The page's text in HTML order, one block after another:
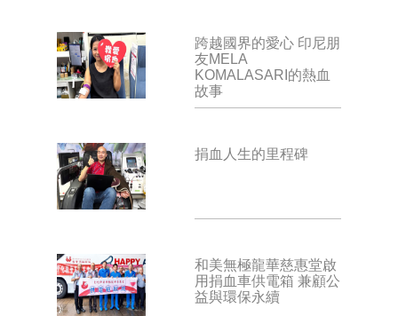
跨越國界的愛心 印尼朋
友MELA
KOMALASARI的熱血
故事
捐血人生的里程碑
和美無極龍華慈惠堂啟
用捐血車供電箱 兼顧公
益與環保永續